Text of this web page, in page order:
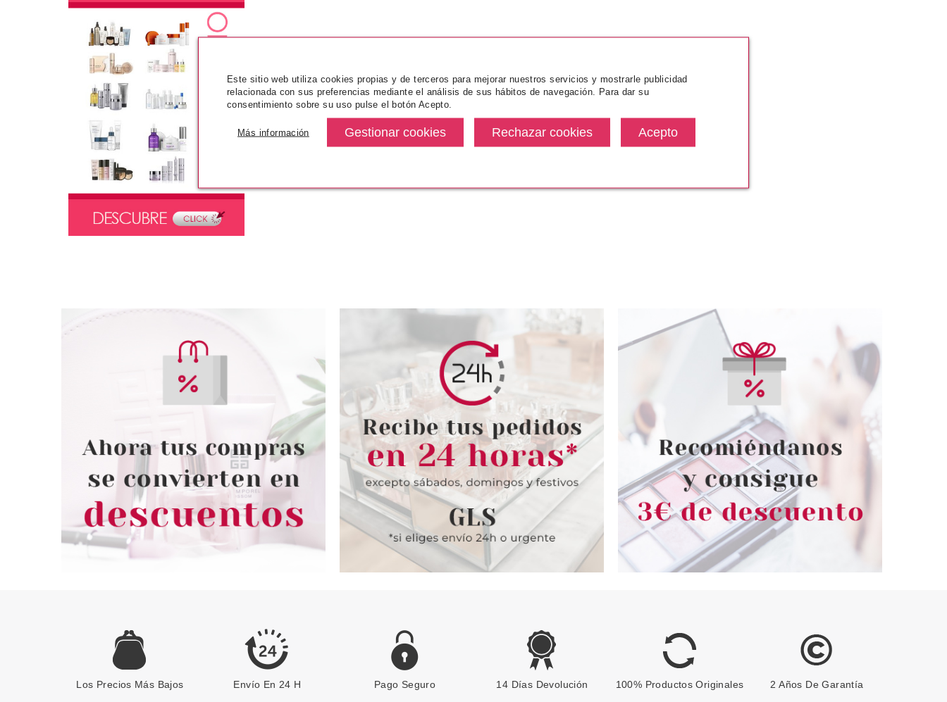
Los Precios Más Bajos Envío En 24 H Pago Seguro 14 Días Devolución 100% Productos Originales 2 Años De Garantía
Este sitio web utiliza cookies propias y de terceros para mejorar nuestros servicios y mostrarle publicidad
relacionada con sus preferencias mediante el análisis de sus hábitos de navegación. Para dar su
consentimiento sobre su uso pulse el botón Acepto.
Más información